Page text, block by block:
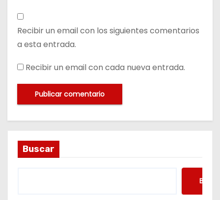
Recibir un email con los siguientes comentarios
a esta entrada.
Recibir un email con cada nueva entrada.
Buscar